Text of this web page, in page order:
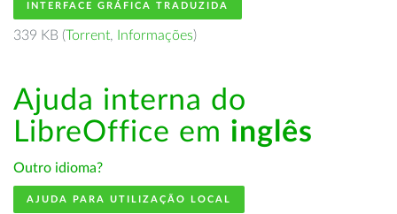
INTERFACE GRÁFICA TRADUZIDA
339 KB (Torrent, Informações)
Ajuda interna do
LibreOffice em inglês
Outro idioma?
AJUDA PARA UTILIZAÇÃO LOCAL